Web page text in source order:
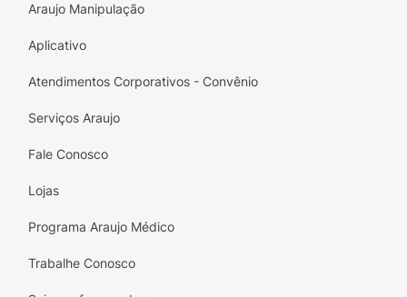
Araujo Manipulação
Aplicativo
Atendimentos Corporativos - Convênio
Serviços Araujo
Fale Conosco
Lojas
Programa Araujo Médico
Trabalhe Conosco